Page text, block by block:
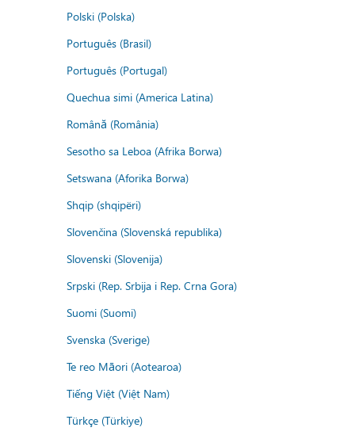
Polski (Polska)
Português (Brasil)
Português (Portugal)
Quechua simi (America Latina)
Română (România)
Sesotho sa Leboa (Afrika Borwa)
Setswana (Aforika Borwa)
Shqip (shqipëri)
Slovenčina (Slovenská republika)
Slovenski (Slovenija)
Srpski (Rep. Srbija i Rep. Crna Gora)
Suomi (Suomi)
Svenska (Sverige)
Te reo Māori (Aotearoa)
Tiếng Việt (Việt Nam)
Türkçe (Türkiye)